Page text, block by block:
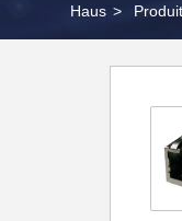
Haus >